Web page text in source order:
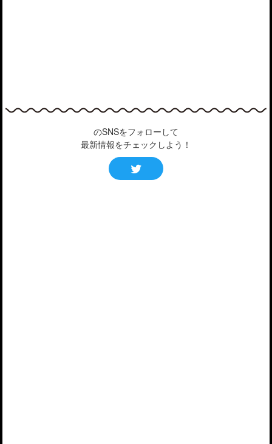
のSNSをフォローして
最新情報をチェックしよう！